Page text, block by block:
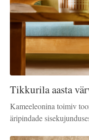
Tikkurila aasta
Kameeleonina toimiv
äripindade